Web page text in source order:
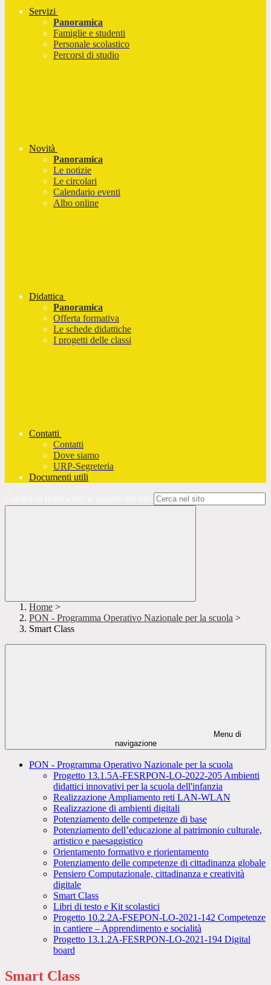
Servizi
Panoramica
Famiglie e studenti
Personale scolastico
Percorsi di studio
Novità
Panoramica
Le notizie
Le circolari
Calendario eventi
Albo online
Didattica
Panoramica
Offerta formativa
Le schede didattiche
I progetti delle classi
Contatti
Contatti
Dove siamo
URP-Segreteria
Documenti utili
Home >
PON - Programma Operativo Nazionale per la scuola >
Smart Class
Menu di
navigazione
PON - Programma Operativo Nazionale per la scuola
Progetto 13.1.5A-FESRPON-LO-2022-205 Ambienti
didattici innovativi per la scuola dell'infanzia
Realizzazione Ampliamento reti LAN-WLAN
Realizzazione di ambienti digitali
Potenziamento delle competenze di base
Potenziamento dell’educazione al patrimonio culturale,
artistico e paesaggistico
Orientamento formativo e riorientamento
Potenziamento delle competenze di cittadinanza globale
Pensiero Computazionale, cittadinanza e creatività
digitale
Smart Class
Libri di testo e Kit scolastici
Progetto 10.2.2A-FSEPON-LO-2021-142 Competenze
in cantiere – Apprendimento e socialità
Progetto 13.1.2A-FESRPON-LO-2021-194 Digital
board
Smart Class